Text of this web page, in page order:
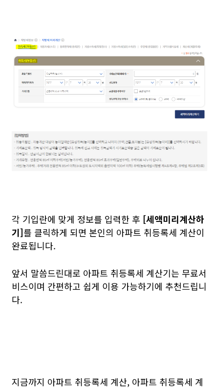
각 기입란에 맞게 정보를 입력한 후 [세액미리계산하
기]를 클릭하게 되면 본인의 아파트 취등록세 계산이
완료됩니다.
앞서 말씀드린대로 아파트 취등록세 계산기는 무료서
비스이며 간편하고 쉽게 이용 가능하기에 추천드립니
다.
지금까지 아파트 취등록세 계산, 아파트 취등록세 계